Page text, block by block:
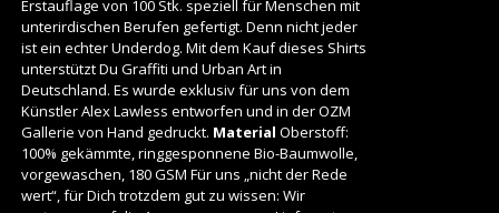
Erstauflage von 100 Stk. speziell für Menschen mit
unterirdischen Berufen gefertigt. Denn nicht jeder
ist ein echter Underdog. Mit dem Kauf dieses Shirts
unterstützt Du Graffiti und Urban Art in
Deutschland. Es wurde exklusiv für uns von dem
Künstler Alex Lawless entworfen und in derOZM
Gallerie von Hand gedruckt. Material Oberstoff:
100% gekämmte, ringgesponnene Bio-Baumwolle,
vorgewaschen, 180 GSM Für uns „nicht der Rede
wert“, für Dich trotzdem gut zu wissen: Wir